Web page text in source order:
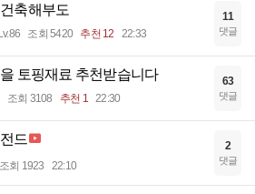
축해부도
조회 5420 추천 12 22:33
11
댓글
토핑재료 추천받습니다
조회 3108 추천 1 22:30
63
댓글
드
조회 1923 22:10
2
댓글